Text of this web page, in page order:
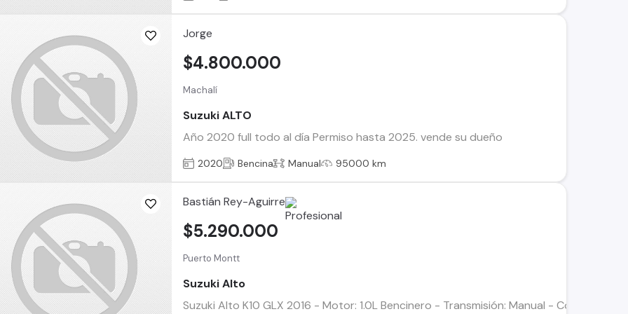
Jorge
Machalí
Suzuki ALTO
Año 2020 full todo al día Permiso hasta 2025. vende su dueño
$4.800.000
2020 Bencina Manual 95000 km
Bastián Rey-Aguirre
Puerto Montt
Suzuki Alto
Suzuki Alto K10 GLX 2016 - Motor: 1.0L Bencinero - Transmisión: Manual - Color:
$5.290.000